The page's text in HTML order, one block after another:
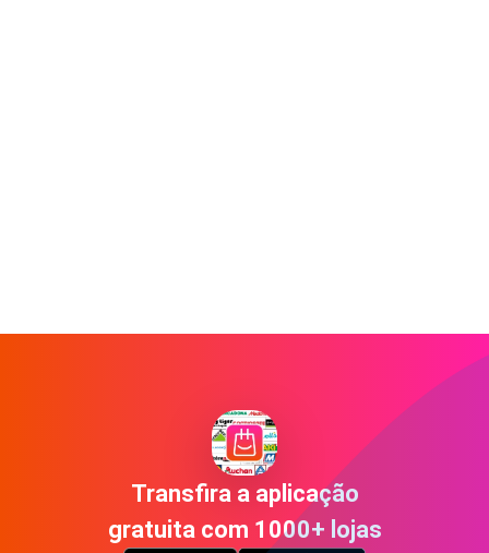
Transfira a aplicação
gratuita com 1000+ lojas